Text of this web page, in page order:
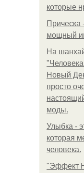
которые
Прическа
мощный
На
Новый
просто
моды.
Улыбка -
которая
человека.
"Эффект